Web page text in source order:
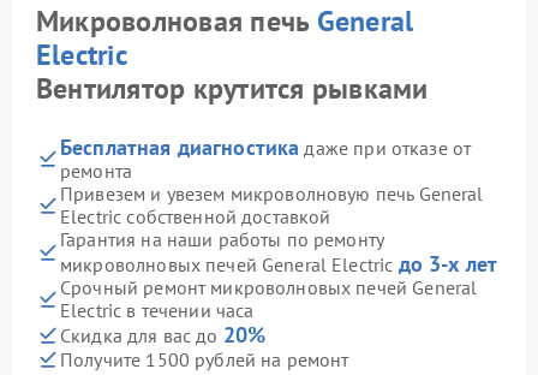
Микроволновая печь General
Electric
Вентилятор крутится рывками
Бесплатная диагностика даже при отказе от
ремонта
Привезем и увезем микроволновую печь General
Electric собственной доставкой
Гарантия на наши работы по ремонту
микроволновых печей General Electric до 3-х лет
Срочный ремонт микроволновых печей General
Electric в течении часа
Скидка для вас до 20%
Получите 1500 рублей на ремонт